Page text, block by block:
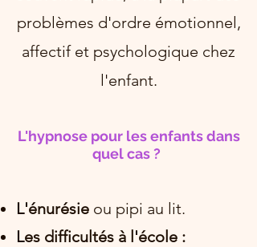
problèmes d'ordre émotionnel,
affectif et psychologique chez
l'enfant.
L'hypnose pour les enfants dans
quel cas ?
L'énurésie ou pipi au lit.
Les difficultés à l'école :